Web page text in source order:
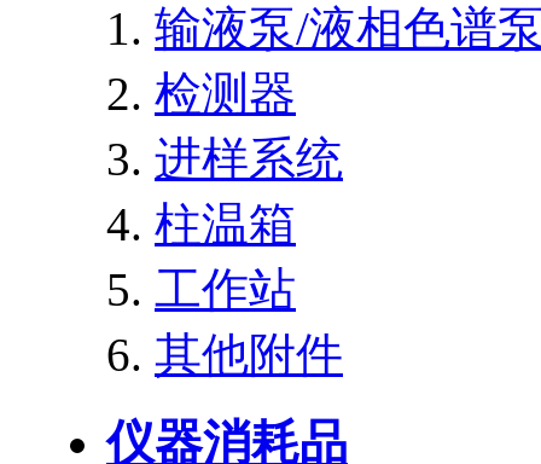
输液泵/液相色谱
检测器
进样系统
柱温箱
工作站
其他附件
仪器消耗品